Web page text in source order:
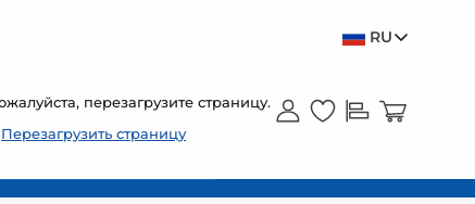
RU
перезагрузите страницу.
Перезагрузить страницу